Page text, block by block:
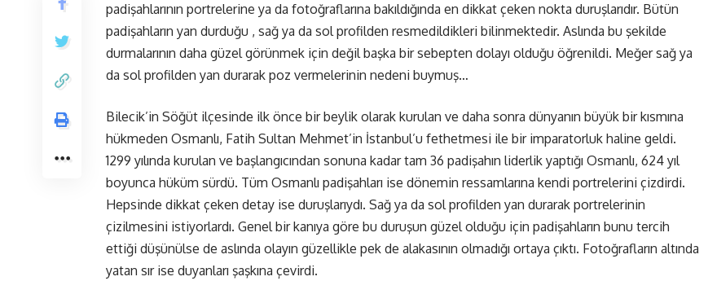
padişahlarının portrelerine ya da fotoğraflarına bakıldığında en dikkat çeken nokta duruşlarıdır. Bütün
padişahların yan durduğu , sağ ya da sol profilden resmedildikleri bilinmektedir. Aslında bu şekilde
durmalarının daha güzel görünmek için değil başka bir sebepten dolayı olduğu öğrenildi. Meğer sağ ya
da sol profilden yan durarak poz vermelerinin nedeni buymuş…
Bilecik’in Söğüt ilçesinde ilk önce bir beylik olarak kurulan ve daha sonra dünyanın büyük bir kısmına
hükmeden Osmanlı, Fatih Sultan Mehmet’in İstanbul’u fethetmesi ile bir imparatorluk haline geldi.
1299 yılında kurulan ve başlangıcından sonuna kadar tam 36 padişahın liderlik yaptığı Osmanlı, 624 yıl
boyunca hüküm sürdü. Tüm Osmanlı padişahları ise dönemin ressamlarına kendi portrelerini çizdirdi.
Hepsinde dikkat çeken detay ise duruşlarıydı. Sağ ya da sol profilden yan durarak portrelerinin
çizilmesini istiyorlardı. Genel bir kanıya göre bu duruşun güzel olduğu için padişahların bunu tercih
ettiği düşünülse de aslında olayın güzellikle pek de alakasının olmadığı ortaya çıktı. Fotoğrafların altında
yatan sır ise duyanları şaşkına çevirdi.